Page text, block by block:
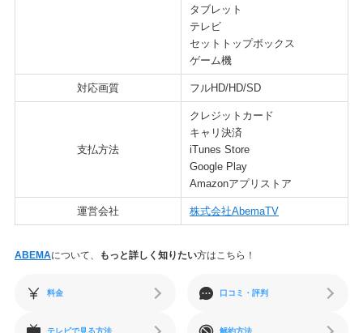
タブレット
テレビ
セットトップボックス
ゲーム機
対応画質 フルHD/HD/SD
支払方法
クレジットカード
キャリ決済
iTunes Store
Google Play
Amazonアプリストア
運営会社 株式会社AbemaTV
ABEMAについて、 もっと詳しく知りたい方はこちら！
料金 口コミ・評判
テレビで見る方法 解約方法